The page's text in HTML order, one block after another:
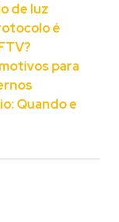
de luz
é
para
Quando e
,Segurança,